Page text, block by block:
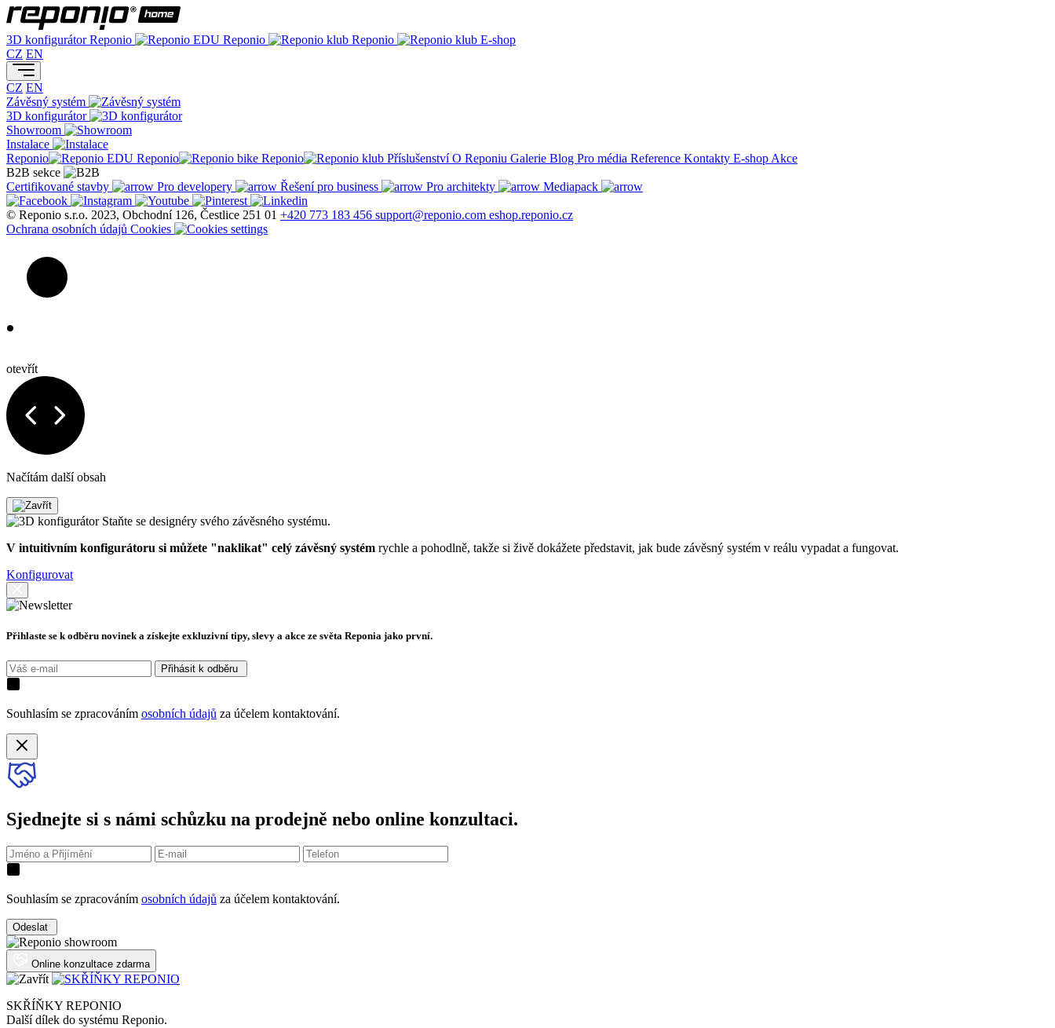
3D konfigurátorReponio Reponio Reponio
E-shop
CZ EN
CZ EN
Závěsný systém
3D konfigurátor
Showroom
Instalace
Reponio
Reponio Reponio PříslušenstvíO Reponiu Galerie Blog Pro média Reference Kontakty E-shop Akce
B2B sekce
Certifikované stavby
Pro developery Řešení pro business Pro architekty Mediapack
© Reponio s.r.o. 2023, Obchodní 126, Čestlice 251 01 +420 773 183 456 support@reponio.com eshop.reponio.cz
Ochrana osobních údajů Cookies
otevřít
Načítám další obsah
Staňte se designéry svého závěsného systému.
V intuitivním konfigurátoru si můžete "naklikat" celý závěsný systém rychle a pohodlně, takže si živě dokážete představit, jak bude závěsný systém v reálu vypadat a fungovat.
Konfigurovat
Přihlaste se k odběru novinek a získejte exkluzivní tipy, slevy a akce ze světa Reponia jako první.
Přihásit k odběru
Souhlasím se zpracováním osobních údajů za účelem kontaktování.
Sjednejte si s námi schůzku na prodejně nebo online konzultaci.
Souhlasím se zpracováním osobních údajů za účelem kontaktování.
Odeslat
Online konzultace zdarma
SKŘÍŇKY REPONIO
Další dílek do systému Reponio.